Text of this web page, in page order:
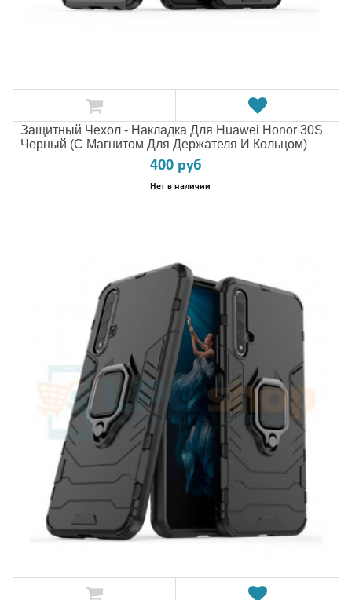
Защитный Чехол - Накладка Для Huawei Honor 30S
Черный (с Магнитом Для Держателя И Кольцом)
400 руб
Нет в наличии